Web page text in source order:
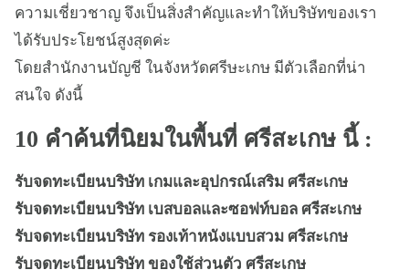
ความเชี่ยวชาญ จึงเป็นสิ่งสำคัญและทำให้บริษัทของเรา
ได้รับประโยชน์สูงสุดค่ะ
โดยสำนักงานบัญชี ในจังหวัดศรีษะเกษ มีตัวเลือกที่น่า
สนใจ ดังนี้
10 คำค้นที่นิยมในพื้นที่ ศรีสะเกษ นี้ :
รับจดทะเบียนบริษัท เกมและอุปกรณ์เสริม ศรีสะเกษ
รับจดทะเบียนบริษัท เบสบอลและซอฟท์บอล ศรีสะเกษ
รับจดทะเบียนบริษัท รองเท้าหนังแบบสวม ศรีสะเกษ
รับจดทะเบียนบริษัท ของใช้ส่วนตัว ศรีสะเกษ